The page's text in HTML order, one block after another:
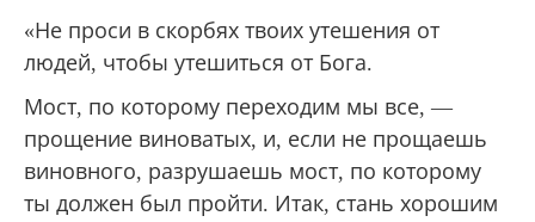
«Не проси в скорбях твоих утешения от
людей, чтобы утешиться от Бога.
Мост, по которому переходим мы все, —
прощение виноватых, и, если не прощаешь
виновного, разрушаешь мост, по которому
ты должен был пройти. Итак, стань хорошим